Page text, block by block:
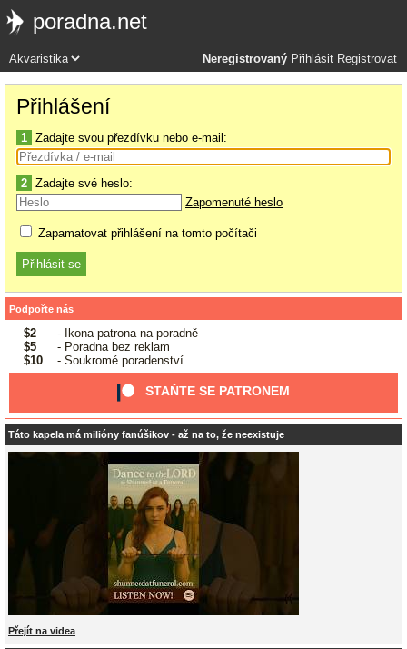
poradna.net
Neregistrovaný Přihlásit Registrovat
Přihlášení
1 Zadajte svou přezdívku nebo e-mail:
2 Zadajte své heslo:
Zapomenuté heslo
Zapamatovat přihlášení na tomto počítači
Podpořte nás
$2
- Ikona patrona na poradně
$5
- Poradna bez reklam
$10
- Soukromé poradenství
STAŇTE SE PATRONEM
Táto kapela má milióny fanúšikov - až na to, že neexistuje
Přejít na videa